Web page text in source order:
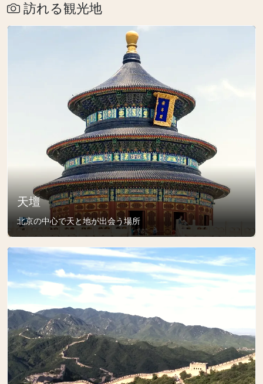
訪れる観光地
天壇
北京の中心で天と地が出会う場所